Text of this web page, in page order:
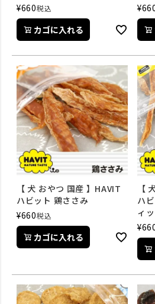
¥660税込
カゴに入れる
¥
【 犬 おやつ 国産 】HAVIT
ハビット 鶏ささみ
¥660税込
カゴに入れる
【
ハ
ィ
¥